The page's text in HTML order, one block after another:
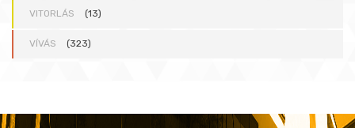
VITORLÁS (13)
VÍVÁS (323)